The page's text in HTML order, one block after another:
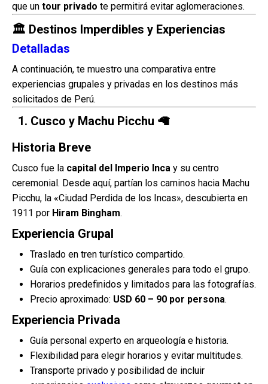
que un tour privado te permitirá evitar aglomeraciones.
🏛️ Destinos Imperdibles y Experiencias
Detalladas
A continuación, te muestro una comparativa entre
experiencias grupales y privadas en los destinos más
solicitados de Perú.
1. Cusco y Machu Picchu 🦙
Historia Breve
Cusco fue la capital del Imperio Inca y su centro
ceremonial. Desde aquí, partían los caminos hacia Machu
Picchu, la «Ciudad Perdida de los Incas», descubierta en
1911 por Hiram Bingham.
Experiencia Grupal
Traslado en tren turístico compartido.
Guía con explicaciones generales para todo el grupo.
Horarios predefinidos y limitados para las fotografías.
Precio aproximado: USD 60 – 90 por persona.
Experiencia Privada
Guía personal experto en arqueología e historia.
Flexibilidad para elegir horarios y evitar multitudes.
Transporte privado y posibilidad de incluir